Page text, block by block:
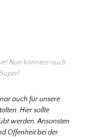
Nun konnten auch
auch für unsere
Hier sollte
werden. Ansonsten
Offenheit bei der